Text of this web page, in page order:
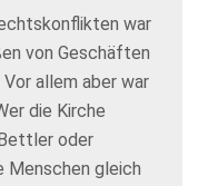
war
von Geschäften
allem aber war
die Kirche
oder
Menschen gleich